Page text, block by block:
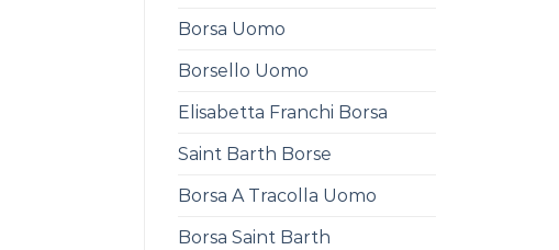
Borsa Uomo
Borsello Uomo
Elisabetta Franchi Borsa
Saint Barth Borse
Borsa A Tracolla Uomo
Borsa Saint Barth